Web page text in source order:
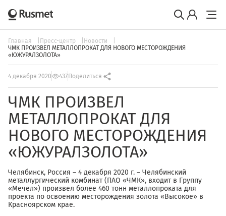
Главная Пресс-центр
Новости
ЧМК ПРОИЗВЕЛ МЕТАЛЛОПРОКАТ ДЛЯ НОВОГО МЕСТОРОЖДЕНИЯ
«ЮЖУРАЛЗОЛОТА»
4 декабря 2020 437 Поделиться
ЧМК ПРОИЗВЕЛ
МЕТАЛЛОПРОКАТ ДЛЯ
НОВОГО МЕСТОРОЖДЕНИЯ
«ЮЖУРАЛЗОЛОТА»
Челябинск, Россия – 4 декабря 2020 г. – Челябинский
металлургический комбинат (ПАО «ЧМК», входит в Группу
«Мечел») произвел более 460 тонн металлопроката для
проекта по освоению месторождения золота «Высокое» в
Красноярском крае.